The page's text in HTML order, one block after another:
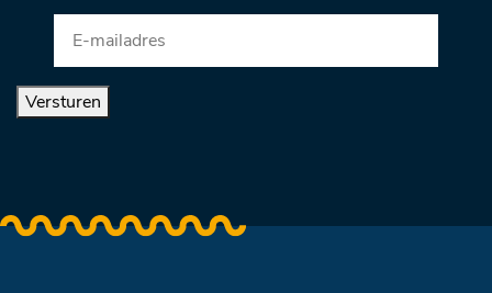
Versturen